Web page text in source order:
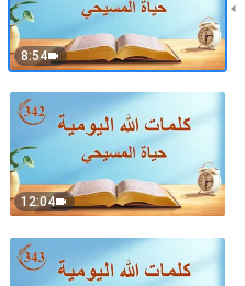
8:54
12:04